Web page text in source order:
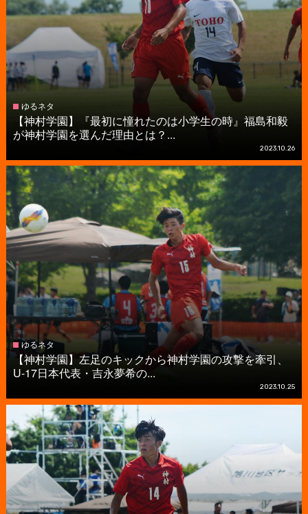
ゆるネタ
【神村学園】『最初に憧れたのは小学生の時』福島和毅
が神村学園を選んだ理由とは？...
2023.10.26
ゆるネタ
【神村学園】左足のキックから神村学園の攻撃を牽引、
U-17日本代表・吉永夢希の...
2023.10.25